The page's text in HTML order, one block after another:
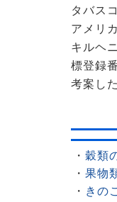
タバス
アメリ
キルヘ
標登録
考案し
・ 穀類
・ 果物
・ きの